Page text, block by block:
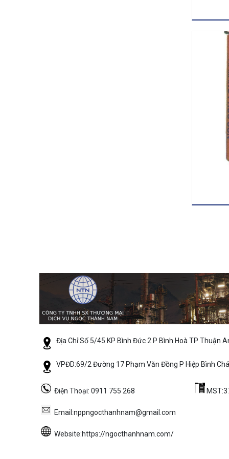
Địa Chỉ:Số 5/45 KP Bình Đức 2 P Bình Hoà TP Thuận
VPĐD:69/2 Đường 17 Phạm Văn Đồng P Hiệp Bình
Điện Thoại: 0911 755 268
Email:nppngocthanhnam@gmail.com
Website:https://ngocthanhnam.com/